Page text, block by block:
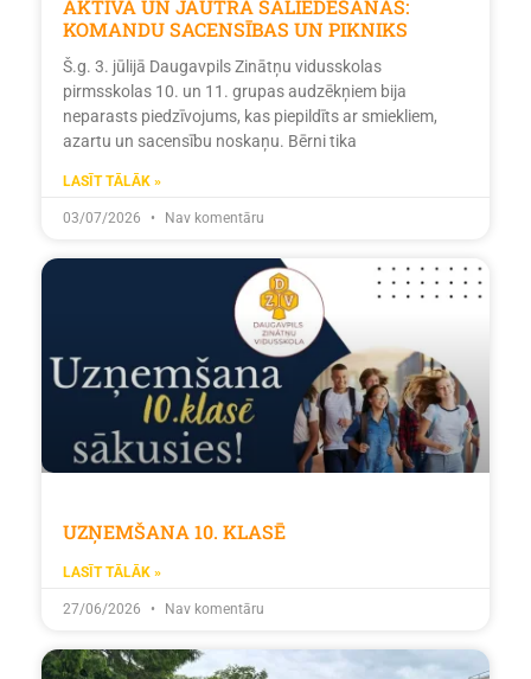
AKTĪVĀ UN JAUTRĀ SALIEDĒŠANĀS:
KOMANDU SACENSĪBAS UN PIKNIKS
Š.g. 3. jūlijā Daugavpils Zinātņu vidusskolas
pirmsskolas 10. un 11. grupas audzēkņiem bija
neparasts piedzīvojums, kas piepildīts ar smiekliem,
azartu un sacensību noskaņu. Bērni tika
LASĪT TĀLĀK »
03/07/2026 Nav komentāru
UZŅEMŠANA 10. KLASĒ
LASĪT TĀLĀK »
27/06/2026 Nav komentāru